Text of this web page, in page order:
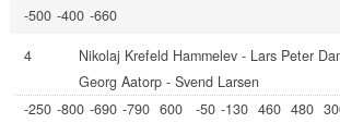
-500 -400 -660
4 Nikolaj Krefeld Hammelev - Lars Peter
Georg Aatorp - Svend Larsen
-250 -800 -690 -790 600 -50 -130 460 480